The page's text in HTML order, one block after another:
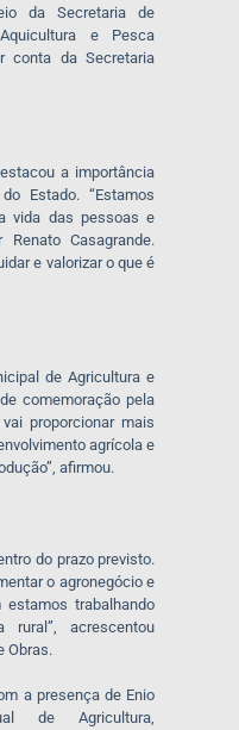
da Secretaria de
e Pesca
conta da Secretaria
a importância
Estado. “Estamos
vida das pessoas e
Casagrande.
e valorizar o que é
de Agricultura e
comemoração pela
proporcionar mais
agrícola e
afirmou.
do prazo previsto.
o agronegócio e
trabalhando
acrescentou
Obras.
a presença de Enio
de Agricultura,